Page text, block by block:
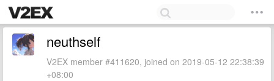
neuthself
V2EX member #411620, joined on 2019-05-12 22:38:39
+08:00